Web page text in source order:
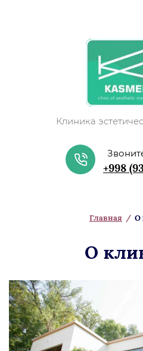
Клиника
+998
Главная / О
О